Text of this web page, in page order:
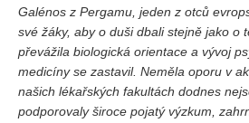
Galénos z Pergamu, jeden z otců
své žáky, aby o duši dbali stejně jako o
převážila biologická orientace a vývoj
medicíny se zastavil. Neměla oporu v
našich lékařských fakultách dodnes
podporovaly široce pojatý výzkum,